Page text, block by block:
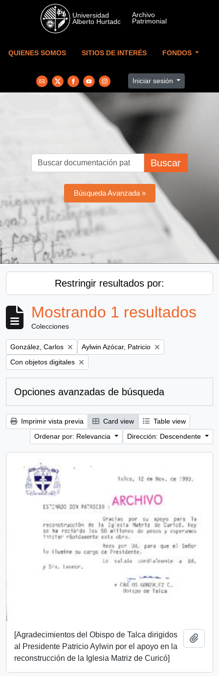
Skip to main content
QUIENES SOMOS SITIOS DE INTERÉS FONDOS
Iniciar sesión
Buscar
Búsqueda Avanzada »
Restringir resultados por:
Mostrando 1 resultados
Colecciones
Remove filter:
González, Carlos Remove filter:
Aylwin Azócar, Patricio
Remove filter:
Con objetos digitales
Opciones avanzadas de búsqueda
Imprimir vista previa Card view
Table view
Ordenar por: Relevancia
Dirección: Descendente
[Agradecimientos del Obispo de Talca dirigidos
al Presidente Patricio Aylwin por el apoyo en la
reconstrucción de la Iglesia Matriz de Curicó]